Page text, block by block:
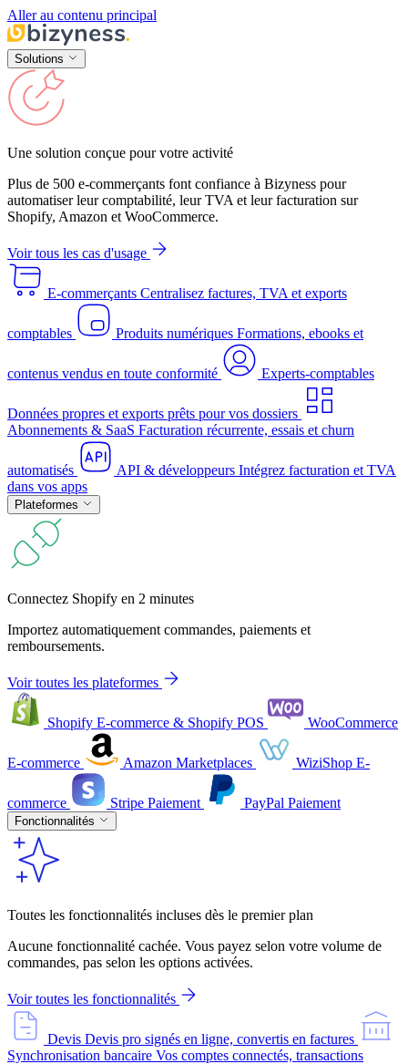
Aller au contenu principal
Solutions
Une solution conçue pour votre activité
Plus de 500 e-commerçants font confiance à Bizyness pour
automatiser leur comptabilité, leur TVA et leur facturation sur
Shopify, Amazon et WooCommerce.
Voir tous les cas d'usage
E-commerçants Centralisez factures, TVA et exports
comptables Produits numériques Formations, ebooks et
contenus vendus en toute conformité Experts-comptables
Données propres et exports prêts pour vos dossiers
Abonnements & SaaS Facturation récurrente, essais et churn
automatisés API & développeurs Intégrez facturation et TVA
dans vos apps
Plateformes
Connectez Shopify en 2 minutes
Importez automatiquement commandes, paiements et
remboursements.
Voir toutes les plateformes
Shopify E-commerce & Shopify POS WooCommerce
E-commerce Amazon Marketplaces WiziShop E-
commerce Stripe Paiement PayPal Paiement
Fonctionnalités
Toutes les fonctionnalités incluses dès le premier plan
Aucune fonctionnalité cachée. Vous payez selon votre volume de
commandes, pas selon les options activées.
Voir toutes les fonctionnalités
Devis Devis pro signés en ligne, convertis en factures
Synchronisation bancaire Vos comptes connectés, transactions